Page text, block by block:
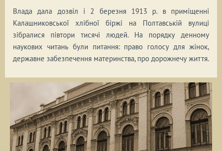
Влада дала дозвіл і 2 березня 1913 р. в приміщенні
Калашниковської хлібної біржі на Полтавській вулиці
зібралися півтори тисячі людей. На порядку денному
наукових читань були питання: право голосу для жінок,
державне забезпечення материнства, про дорожнечу життя.